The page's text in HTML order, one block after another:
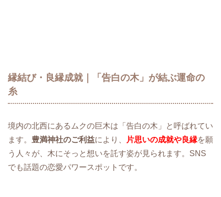
縁結び・良縁成就｜「告白の木」が結ぶ運命の
糸
境内の北西にあるムクの巨木は「告白の木」と呼ばれてい
ます。 豊満神社のご利益により、 片思いの成就や良縁を願
う人々が、木にそっと想いを託す姿が見られます。SNS
でも話題の恋愛パワースポットです。